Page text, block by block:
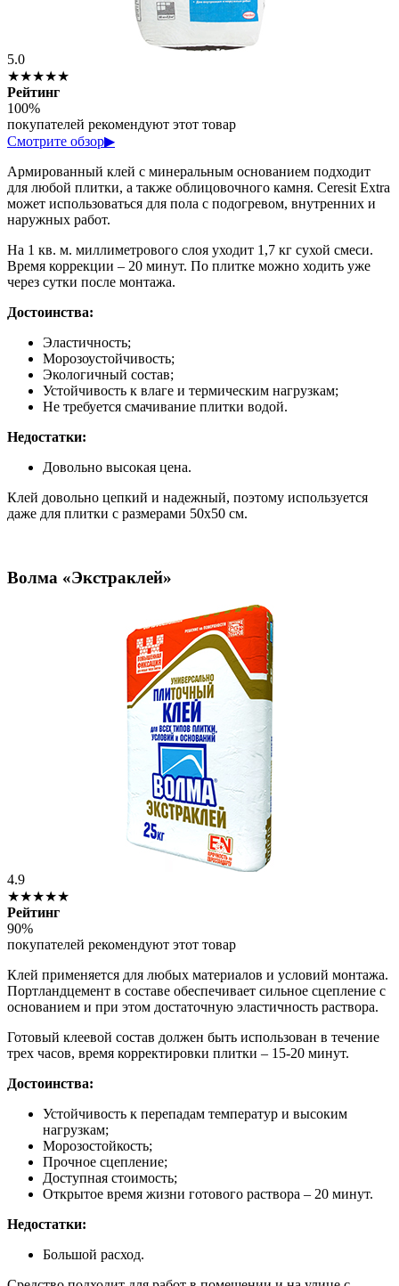
5.0
★★★★★
Рейтинг
100%
покупателей рекомендуют этот товар
Смотрите обзор▶
Армированный клей с минеральным основанием подходит
для любой плитки, а также облицовочного камня. Ceresit Extra
может использоваться для пола с подогревом, внутренних и
наружных работ.
На 1 кв. м. миллиметрового слоя уходит 1,7 кг сухой смеси.
Время коррекции – 20 минут. По плитке можно ходить уже
через сутки после монтажа.
Достоинства:
Эластичность;
Морозоустойчивость;
Экологичный состав;
Устойчивость к влаге и термическим нагрузкам;
Не требуется смачивание плитки водой.
Недостатки:
Довольно высокая цена.
Клей довольно цепкий и надежный, поэтому используется
даже для плитки с размерами 50х50 см.
Волма «Экстраклей»
4.9
★★★★★
Рейтинг
90%
покупателей рекомендуют этот товар
Клей применяется для любых материалов и условий монтажа.
Портландцемент в составе обеспечивает сильное сцепление с
основанием и при этом достаточную эластичность раствора.
Готовый клеевой состав должен быть использован в течение
трех часов, время корректировки плитки – 15-20 минут.
Достоинства:
Устойчивость к перепадам температур и высоким
нагрузкам;
Морозостойкость;
Прочное сцепление;
Доступная стоимость;
Открытое время жизни готового раствора – 20 минут.
Недостатки:
Большой расход.